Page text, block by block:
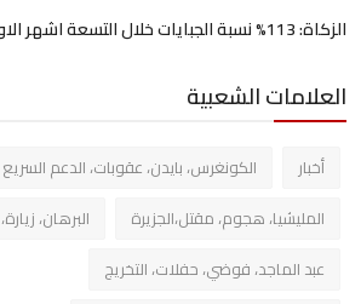
الزكاة: 113% نسبة الجبايات خلال التسعة اشهر الاولى...
العلامات الشعبية
أخبار
الكونغرس، بايدن، عقوبات، الدعم السريع
المليشيا، هجوم، مقتل،الجزيرة
البرهان،
عبد الماجد، فوضي، حفلات، التخريج